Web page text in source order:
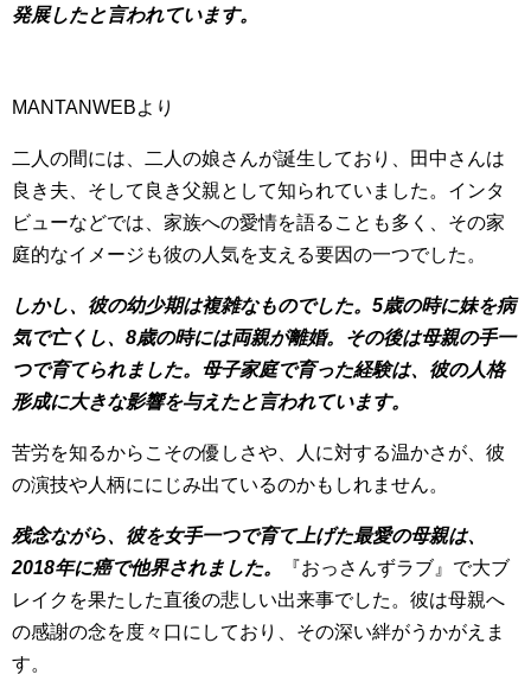
発展したと言われています。
MANTANWEBより
二人の間には、二人の娘さんが誕生しており、田中さんは
良き夫、そして良き父親として知られていました。インタ
ビューなどでは、家族への愛情を語ることも多く、その家
庭的なイメージも彼の人気を支える要因の一つでした。
しかし、彼の幼少期は複雑なものでした。5歳の時に妹を病
気で亡くし、8歳の時には両親が離婚。その後は母親の手一
つで育てられました。母子家庭で育った経験は、彼の人格
形成に大きな影響を与えたと言われています。
苦労を知るからこその優しさや、人に対する温かさが、彼
の演技や人柄ににじみ出ているのかもしれません。
残念ながら、彼を女手一つで育て上げた最愛の母親は、
2018年に癌で他界されました。
『おっさんずラブ』で大ブ
レイクを果たした直後の悲しい出来事でした。彼は母親へ
の感謝の念を度々口にしており、その深い絆がうかがえま
す。